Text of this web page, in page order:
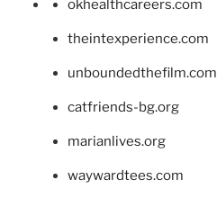
okhealthcareers.com
theintexperience.com
unboundedthefilm.com
catfriends-bg.org
marianlives.org
waywardtees.com